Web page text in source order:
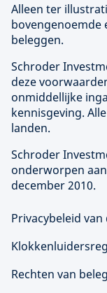
Alleen ter
bovengenoemde
beleggen.
Schroder
deze
onmiddellijke
kennisgeving.
landen.
Schroder
onderworpen
december 2010.
Privacybeleid
Rechten van